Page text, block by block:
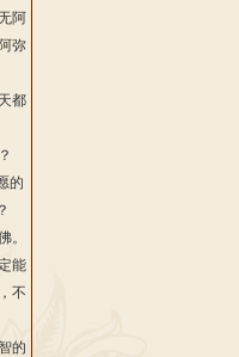
阿
弥
都
的
。
能
不
的